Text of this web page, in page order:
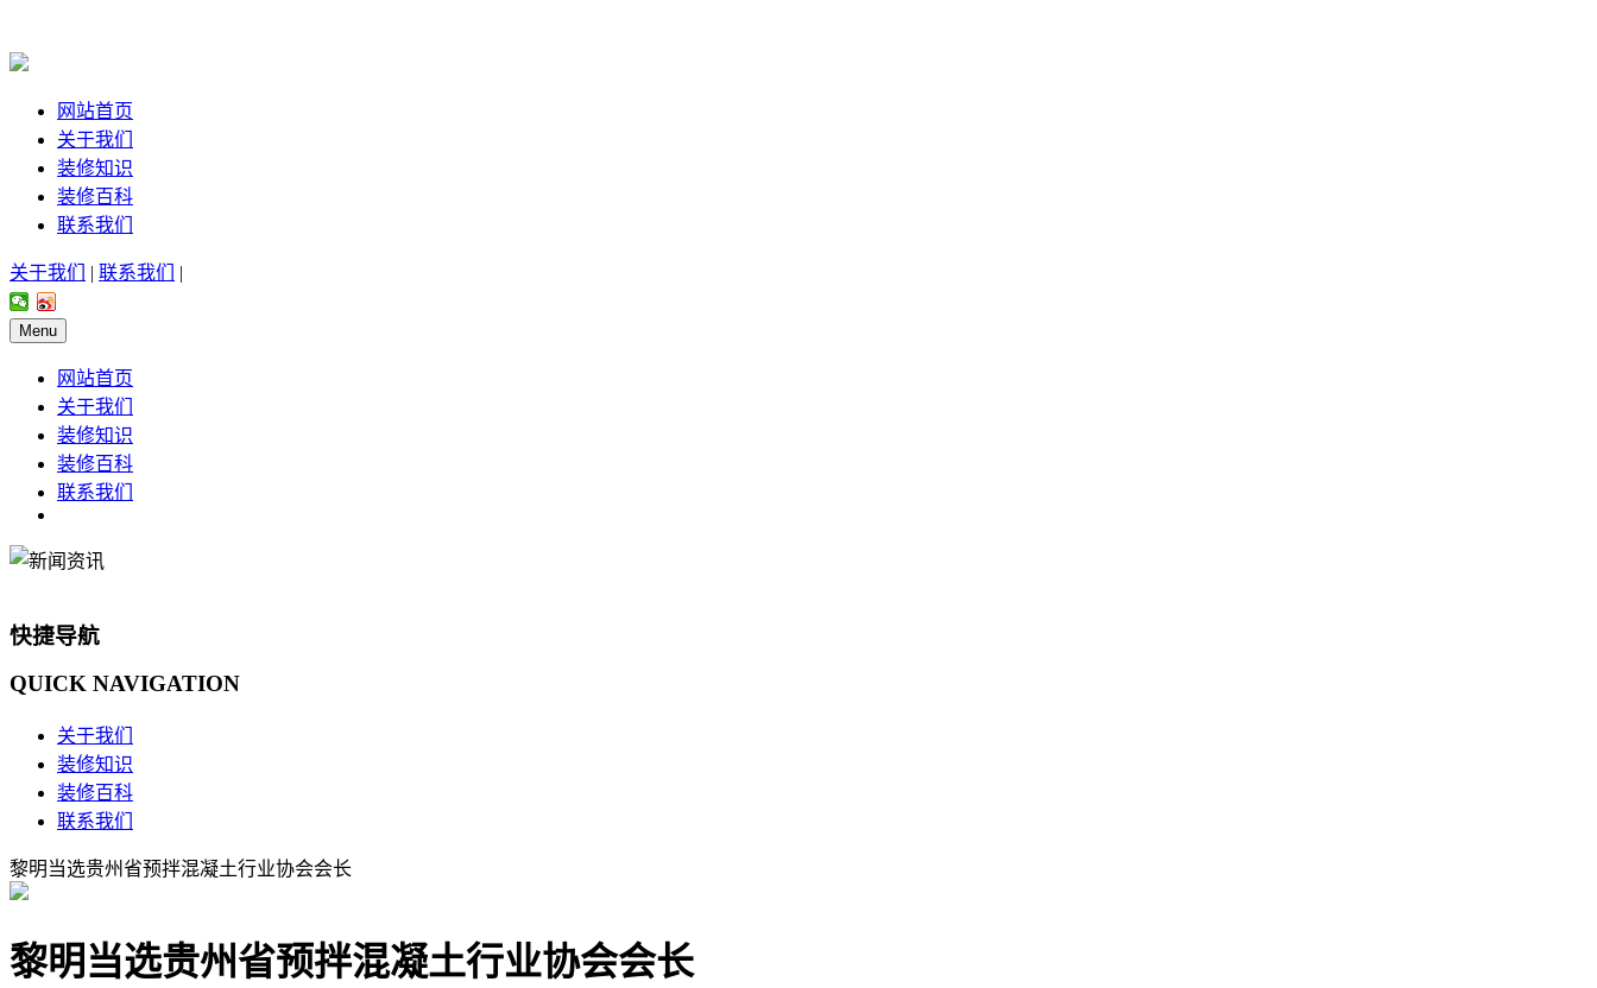
网站首页
关于我们
装修知识
装修百科
联系我们
关于我们 | 联系我们 |
Menu
网站首页
关于我们
装修知识
装修百科
联系我们
快捷导航
QUICK NAVIGATION
关于我们
装修知识
装修百科
联系我们
黎明当选贵州省预拌混凝土行业协会会长
黎明当选贵州省预拌混凝土行业协会会长